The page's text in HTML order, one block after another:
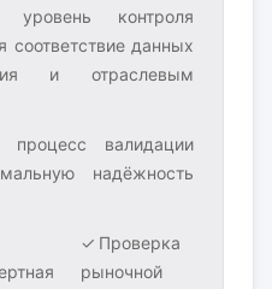
контроля
соответствие данных
и отраслевым
процесс валидации
надёжность
✓ Проверка
рыночной